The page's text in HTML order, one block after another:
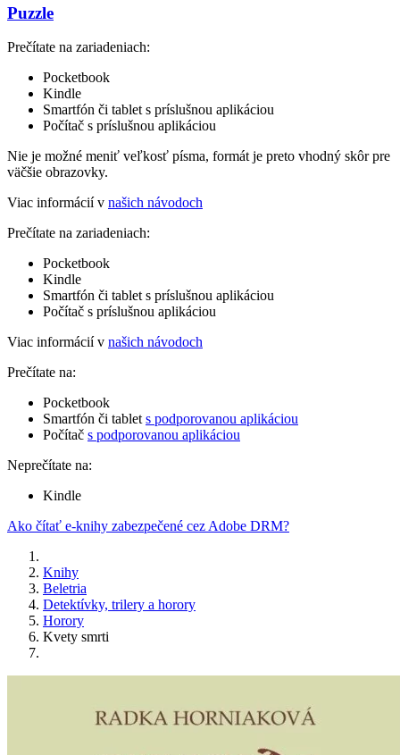
Puzzle
Prečítate na zariadeniach:
Pocketbook
Kindle
Smartfón či tablet s príslušnou aplikáciou
Počítač s príslušnou aplikáciou
Nie je možné meniť veľkosť písma, formát je preto vhodný skôr pre
väčšie obrazovky.
Viac informácií v našich návodoch
Prečítate na zariadeniach:
Pocketbook
Kindle
Smartfón či tablet s príslušnou aplikáciou
Počítač s príslušnou aplikáciou
Viac informácií v našich návodoch
Prečítate na:
Pocketbook
Smartfón či tablet s podporovanou aplikáciou
Počítač s podporovanou aplikáciou
Neprečítate na:
Kindle
Ako čítať e-knihy zabezpečené cez Adobe DRM?
Knihy
Beletria
Detektívky, trilery a horory
Horory
Kvety smrti